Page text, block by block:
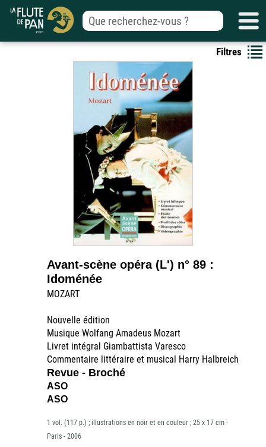
Filtres
Avant-scène opéra (L') n° 89 :
Idoménée
MOZART
Nouvelle édition
Musique Wolfang Amadeus Mozart
Livret intégral Giambattista Varesco
Commentaire littéraire et musical Harry Halbreich
Revue - Broché
ASO
ASO
1 vol. (117 p.) ; illustrations en noir et en couleur ; 25 x 17 cm -
Paris - 2006